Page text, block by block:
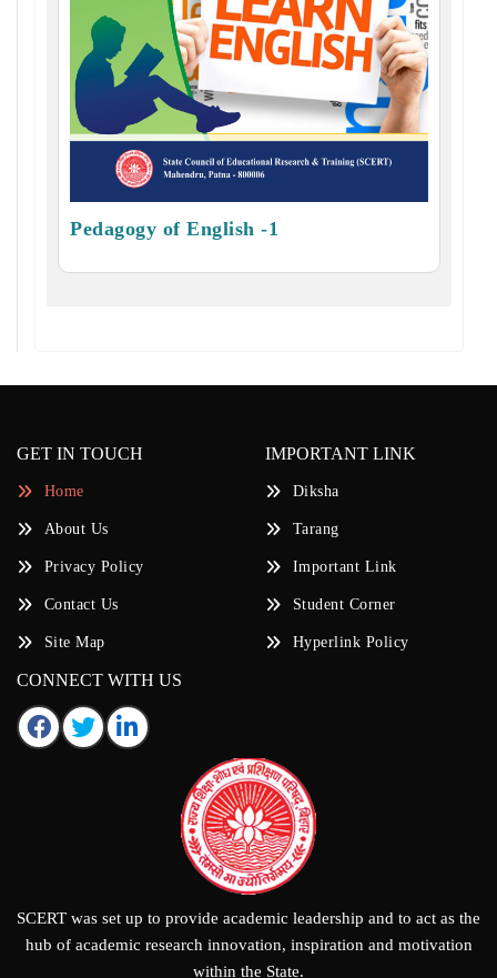
Pedagogy of English -1
SCERT was set up to provide academic leadership and to act as the
hub of academic research innovation, inspiration and motivation
within the State.
GET IN TOUCH
Home
About Us
Privacy Policy
Contact Us
Site Map
IMPORTANT LINK
Diksha
Tarang
Important Link
Student Corner
Hyperlink Policy
CONNECT WITH US